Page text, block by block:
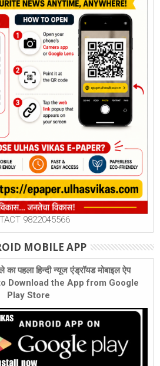
9822045566
MOBILE APP
का पहला हिन्दी न्यूज एंड्रॉयड मोबाइल ऐप
Download the App from Google
Play Store